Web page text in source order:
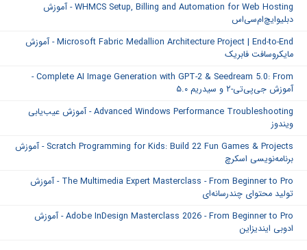
WHMCS Setup, Billing and Automation for Web Hosting - آموزش
دبلیوایچ‌ام‌سی‌اس
Microsoft Fabric Medallion Architecture Project | End-to-End - آموزش
مایکروسافت فابریک
Complete AI Image Generation with GPT-2 & Seedream 5.0: From -
آموزش جی‌پی‌تی-۲ و سیدریم ۵.۰
Advanced Windows Performance Troubleshooting - آموزش عیب‌یابی
ویندوز
Scratch Programming for Kids: Build 22 Fun Games & Projects - آموزش
برنامه‌نویسی اسکرچ
The Multimedia Expert Masterclass - From Beginner to Pro - آموزش
تولید محتوای چندرسانه‌ای
Adobe InDesign Masterclass 2026 - From Beginner to Pro - آموزش
ادوبی ایندیزاین